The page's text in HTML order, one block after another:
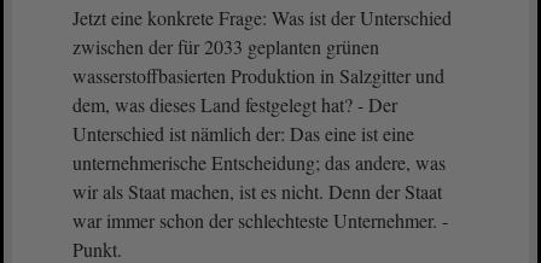
Jetzt eine konkrete Frage: Was ist der Unterschied
zwischen der für 2033 geplanten grünen
wasserstoffbasierten Produktion in Salzgitter und
dem, was dieses Land festgelegt hat? - Der
Unterschied ist nämlich der: Das eine ist eine
unternehmerische Entscheidung; das andere, was
wir als Staat machen, ist es nicht. Denn der Staat
war immer schon der schlechteste Unternehmer. -
Punkt.